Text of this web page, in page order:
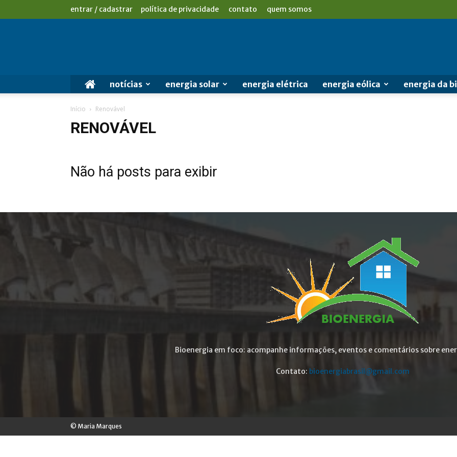
entrar / cadastrar política de privacidade contato quem somos
notícias energia solar energia elétrica energia eólica energia da
Início Renovável
RENOVÁVEL
Não há posts para exibir
Bioenergia em foco: acompanhe informações, eventos e comentários sobre
Contato: bioenergiabrasil@gmail.com
© Maria Marques